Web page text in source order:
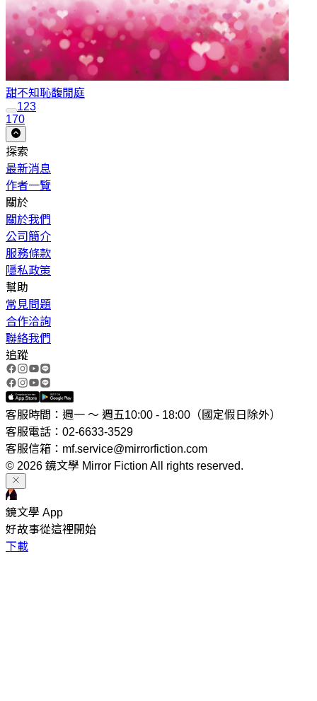
甜不知恥馥閒庭
123
170
探索
最新消息
作者一覽
關於
關於我們
公司簡介
服務條款
隱私政策
幫助
常見問題
合作洽詢
聯絡我們
追蹤
客服時間：週一 ～ 週五10:00 - 18:00（國定假日除外）
客服電話：02-6633-3529
客服信箱：mf.service@mirrorfiction.com
© 2026 鏡文學 Mirror Fiction All rights reserved.
鏡文學 App
好故事從這裡開始
下載